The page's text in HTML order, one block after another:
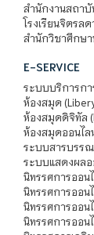
สำนักงานสถาบั
โรงเรียนจิตรล
สำนักวิชาศึกษา
E-SERVICE
ระบบบริการกา
ห้องสมุด
ห้องสมุดดิจิทัล
ห้องสมุดออนไล
ระบบสารบรรณ
ระบบแสดงผลอ
นิทรรศการออน
นิทรรศการออน
นิทรรศการออน
นิทรรศการออน